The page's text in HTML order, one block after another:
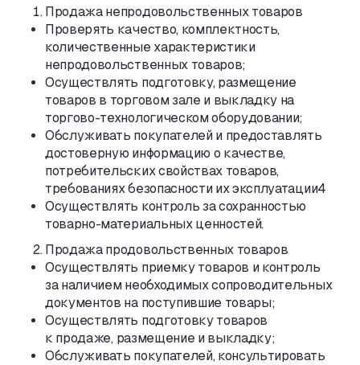
Продажа непродовольственных товаров
Проверять качество, комплектность,
количественные характеристики
непродовольственных товаров;
Осуществлять подготовку, размещение
товаров в торговом зале и выкладку на
торгово-технологическомоборудовании;
Обслуживать покупателей и предоставлять
достоверную информацию о качестве,
потребительских свойствах товаров,
требованиях безопасности их эксплуатации4
Осуществлять контроль за сохранностью
товарно-материальныхценностей.
Продажа продовольственных товаров
Осуществлять приемку товаров и контроль
за наличием необходимых сопроводительных
документов на поступившие товары;
Осуществлять подготовку товаров
к продаже, размещение и выкладку;
Обслуживать покупателей, консультировать